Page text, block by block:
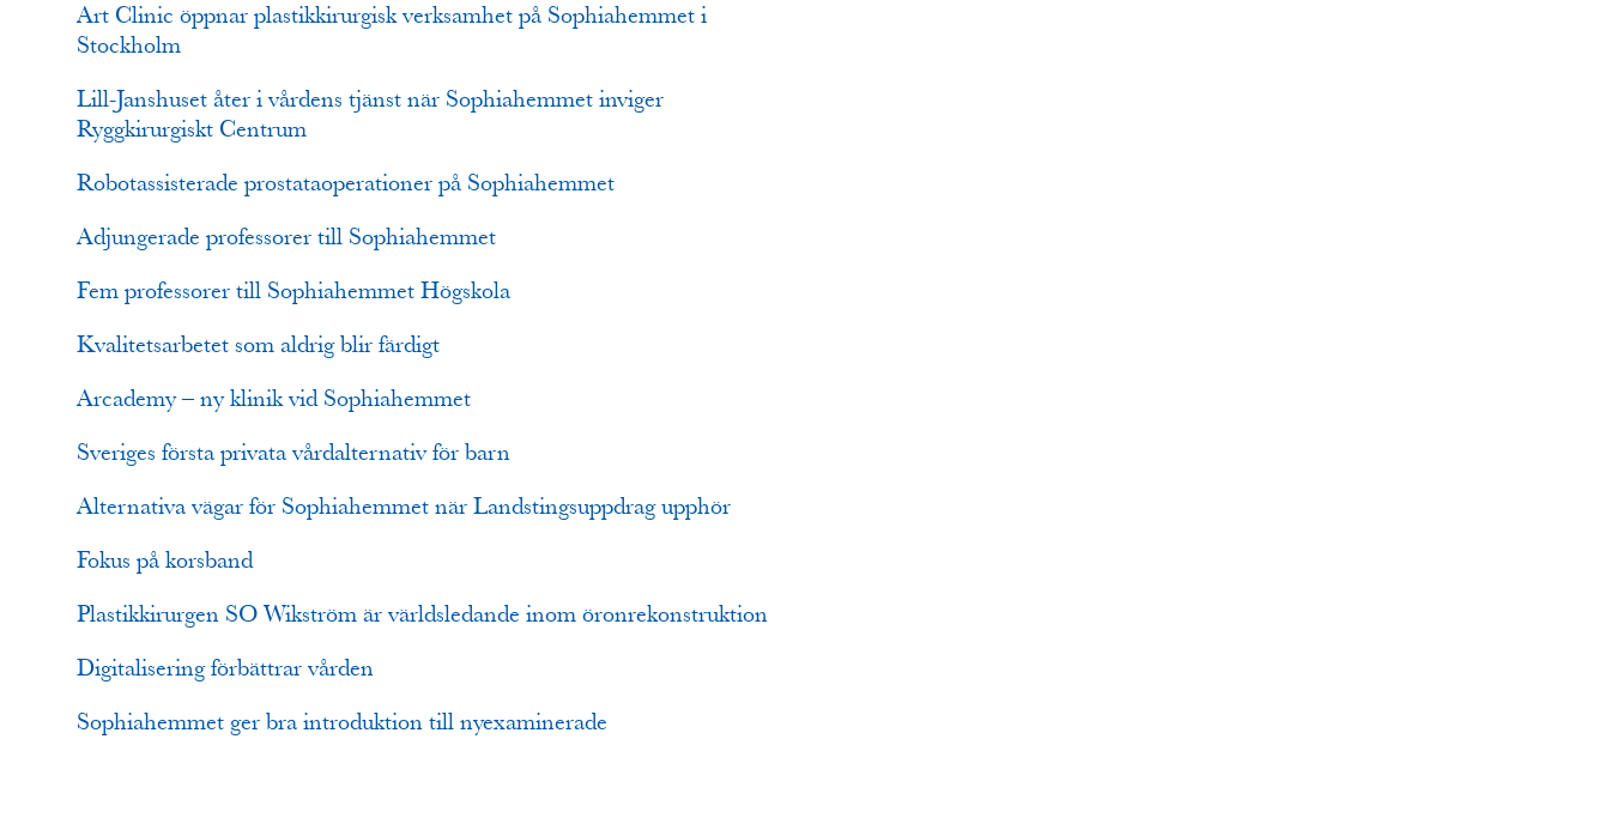
Art Clinic öppnar plastikkirurgisk verksamhet på Sophiahemmet i
Stockholm
Lill-Janshuset åter i vårdens tjänst när Sophiahemmet inviger
Ryggkirurgiskt Centrum
Robotassisterade prostataoperationer på Sophiahemmet
Adjungerade professorer till Sophiahemmet
Fem professorer till Sophiahemmet Högskola
Kvalitetsarbetet som aldrig blir färdigt
Arcademy – ny klinik vid Sophiahemmet
Sveriges första privata vårdalternativ för barn
Alternativa vägar för Sophiahemmet när Landstingsuppdrag upphör
Fokus på korsband
Plastikkirurgen SO Wikström är världsledande inom öronrekonstruktion
Digitalisering förbättrar vården
Sophiahemmet ger bra introduktion till nyexaminerade